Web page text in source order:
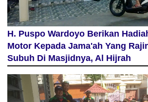
H. Puspo Wardoyo Berikan
Motor Kepada Jama'ah Yang
Subuh Di Masjidnya, Al Hijrah